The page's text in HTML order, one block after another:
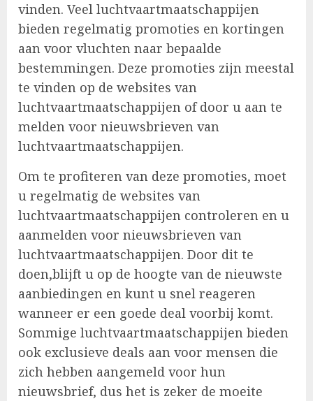
vinden. Veel luchtvaartmaatschappijen
bieden regelmatig promoties en kortingen
aan voor vluchten naar bepaalde
bestemmingen. Deze promoties zijn meestal
te vinden op de websites van
luchtvaartmaatschappijen of door u aan te
melden voor nieuwsbrieven van
luchtvaartmaatschappijen.
Om te profiteren van deze promoties, moet
u regelmatig de websites van
luchtvaartmaatschappijen controleren en u
aanmelden voor nieuwsbrieven van
luchtvaartmaatschappijen. Door dit te
doen,blijft u op de hoogte van de nieuwste
aanbiedingen en kunt u snel reageren
wanneer er een goede deal voorbij komt.
Sommige luchtvaartmaatschappijen bieden
ook exclusieve deals aan voor mensen die
zich hebben aangemeld voor hun
nieuwsbrief, dus het is zeker de moeite